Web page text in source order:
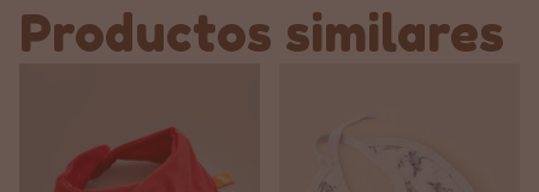
Productos similares